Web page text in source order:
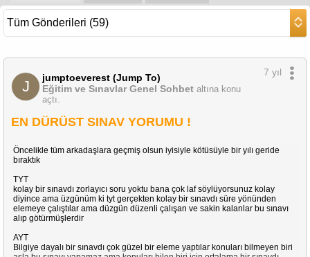
J
jumptoeverest (Jump To)
Eğitim ve Sınavlar Genel Sohbet altına konu
açtı.
7 yıl
EN DÜRÜST SINAV YORUMU !
Öncelikle tüm arkadaşlara geçmiş olsun iyisiyle kötüsüyle bir yılı geride
bıraktık
TYT
kolay bir sınavdı zorlayıcı soru yoktu bana çok laf söylüyorsunuz kolay
diyince ama üzgünüm ki tyt gerçekten kolay bir sınavdı süre yönünden
elemeye çalıştılar ama düzgün düzenli çalışan ve sakin kalanlar bu sınavı
alıp götürmüşlerdir
AYT
Bilgiye dayalı bir sınavdı çok güzel bir eleme yaptılar konuları bilmeyen biri